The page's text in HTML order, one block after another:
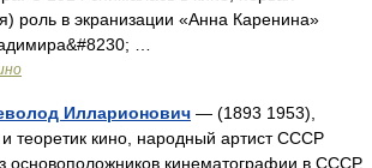
роль в экранизации «Анна Каренина»
…
Илларионович — (1893 1953),
теоретик кино, народный артист СССР
основоположников кинематографии в СССР.